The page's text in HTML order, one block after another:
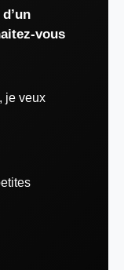
vous
je veux